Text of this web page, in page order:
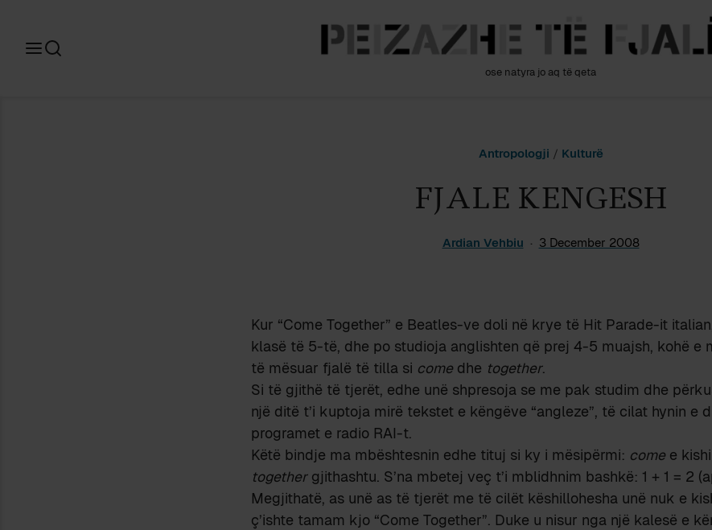
ose natyra jo aq të qeta
Antropologji / Kulturë
FJALE KENGESH
Ardian Vehbiu 3 December 2008
Kur “Come Together” e Beatles-ve doli në krye të Hit Parade-it
klasë të 5-të, dhe po studioja anglishten që prej 4-5 muajsh, kohë e
të mësuar fjalë të tilla si come dhe together.
Si të gjithë të tjerët, edhe unë shpresoja se me pak studim dhe
një ditë t’i kuptoja mirë tekstet e këngëve “angleze”, të cilat hynin e
programet e radio RAI-t.
Këtë bindje ma mbështesnin edhe tituj si ky i mësipërmi: come e
togethergjithashtu. S’na mbetej veç t’i mblidhnim bashkë: 1 + 1 = 2
Megjithatë, as unë as të tjerët me të cilët këshillohesha unë nuk e
ç’ishte tamam kjo “Come Together”. Duke u nisur nga një kalesë e